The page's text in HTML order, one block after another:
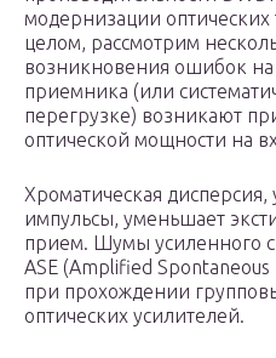
модернизации оптических
целом, рассмотрим
возникновения ошибок
приемника (или
перегрузке) возникают
оптической мощности на
Хроматическая
импульсы, уменьшает
прием. Шумы усиленного
ASE (Amplified
при прохождении
оптических усилителей.